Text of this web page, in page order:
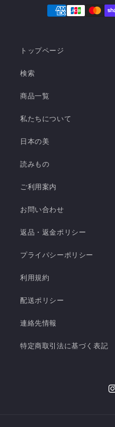
トップページ
検索
商品一覧
私たちについて
日本の美
読みもの
ご利用案内
お問い合わせ
返品・返金ポリシー
プライパシーポリシー
利用規約
配送ポリシー
連絡先情報
特定商取引法に基づく表記